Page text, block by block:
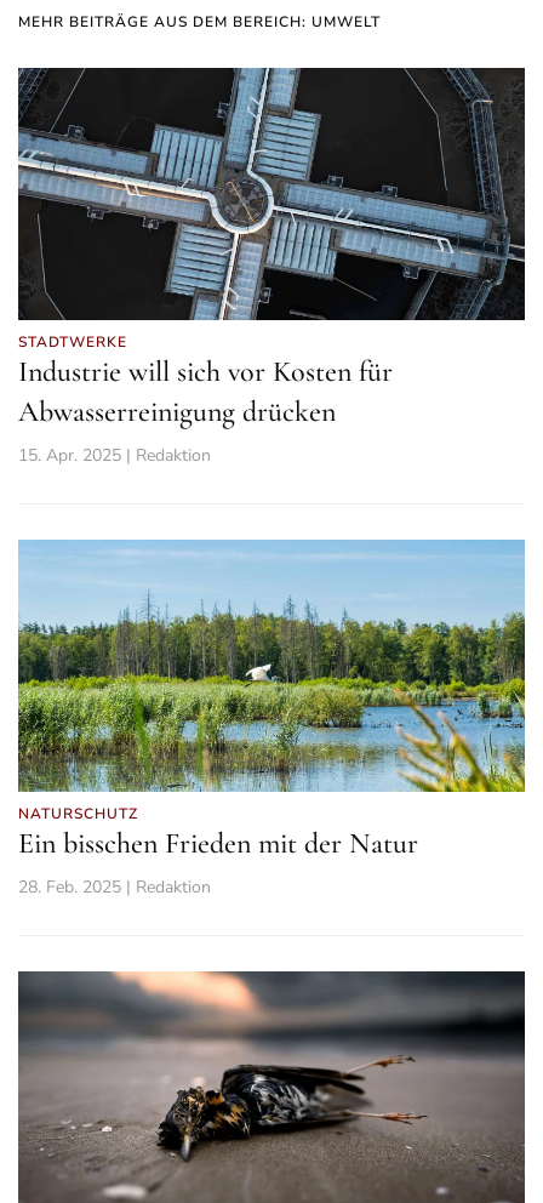
MEHR BEITRÄGE AUS DEM BEREICH: UMWELT
STADTWERKE
Industrie will sich vor Kosten für
Abwasserreinigung drücken
15. Apr. 2025 | Redaktion
NATURSCHUTZ
Ein bisschen Frieden mit der Natur
28. Feb. 2025 | Redaktion